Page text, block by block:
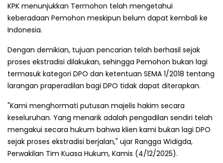
KPK menunjukkan Termohon telah mengetahui
keberadaan Pemohon meskipun belum dapat kembali ke
Indonesia.
Dengan demikian, tujuan pencarian telah berhasil sejak
proses ekstradisi dilakukan, sehingga Pemohon bukan lagi
termasuk kategori DPO dan ketentuan SEMA 1/2018 tentang
larangan praperadilan bagi DPO tidak dapat diterapkan.
"Kami menghormati putusan majelis hakim secara
keseluruhan. Yang menarik adalah pengadilan sendiri telah
mengakui secara hukum bahwa klien kami bukan lagi DPO
sejak proses ekstradisi berjalan," ujar Rangga Widigda,
Perwakilan Tim Kuasa Hukum, Kamis (4/12/2025).